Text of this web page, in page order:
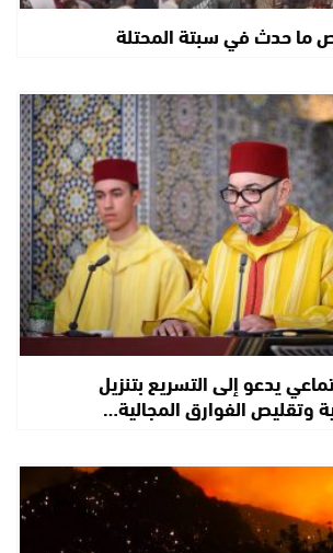
ما حدث في سبتة المحتلة
يدعو إلى التسريع بتنزيل
وتقليص الفوارق المجالية…